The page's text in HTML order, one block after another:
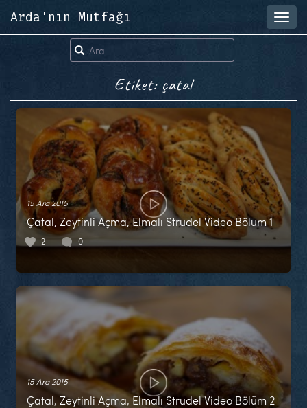
Arda'nın Mutfağı
Etiket: çatal
15 Ara 2015
Çatal, Zeytinli Açma, Elmalı Strudel Video Bölüm 1
2 0
15 Ara 2015
Çatal, Zeytinli Açma, Elmalı Strudel Video Bölüm 2